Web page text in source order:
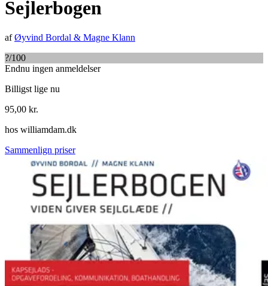
Sejlerbogen
afØyvind Bordal & Magne Klann
?/100
Endnu ingen anmeldelser
Billigst lige nu
95,00 kr.
hos williamdam.dk
Sammenlign priser